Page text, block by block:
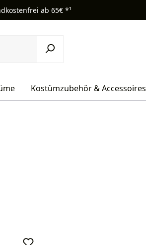
ab 65€ *¹
Kostümzubehör & Accessoires